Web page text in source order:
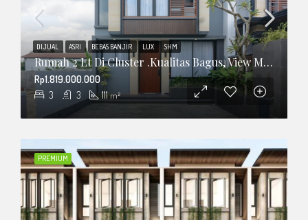
Rumah 2 Lt Di Cluster .Kualitas Bagus, View Merapi
3 3 111 m²
Rp1.819.000.000
DIJUAL ASRI BEBAS BANJIR LUX SHM
PREMIUM